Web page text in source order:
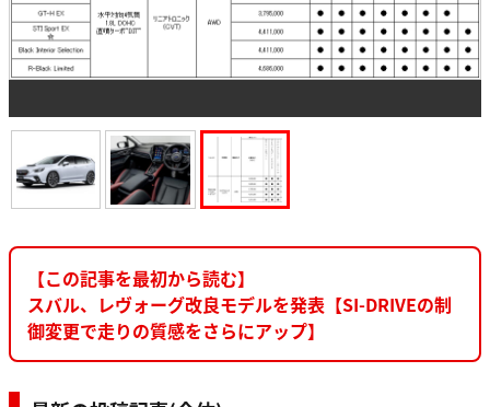
【この記事を最初から読む】
スバル、レヴォーグ改良モデルを発表【SI-DRIVEの制
御変更で走りの質感をさらにアップ】